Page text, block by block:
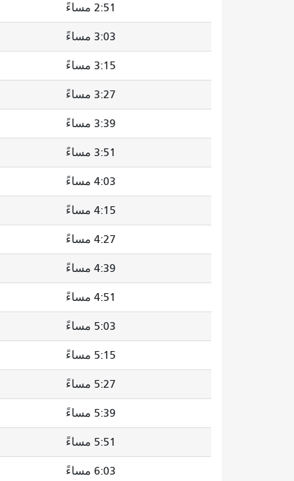
2:51 مساءً
3:03 مساءً
3:15 مساءً
3:27 مساءً
3:39 مساءً
3:51 مساءً
4:03 مساءً
4:15 مساءً
4:27 مساءً
4:39 مساءً
4:51 مساءً
5:03 مساءً
5:15 مساءً
5:27 مساءً
5:39 مساءً
5:51 مساءً
6:03 مساءً